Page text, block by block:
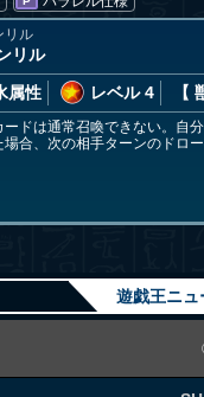
リル
リル
属性
レベル 4 【
ードは通常召喚できない。自
場合、次の相手ターンのドロ
遊戯王ニュ